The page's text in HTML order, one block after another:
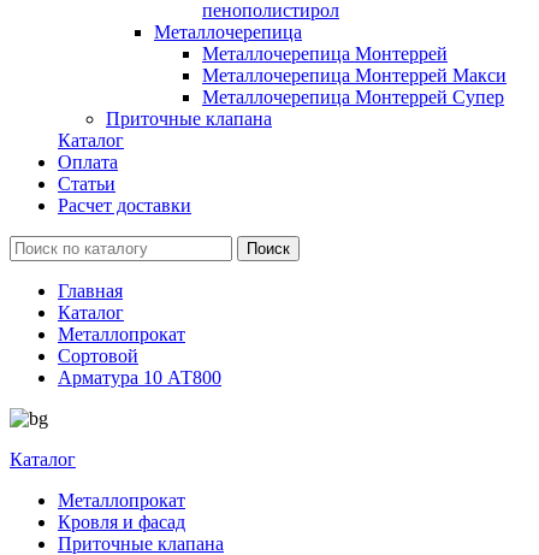
пенополистирол
Металлочерепица
Металлочерепица Монтеррей
Металлочерепица Монтеррей Макси
Металлочерепица Монтеррей Супер
Приточные клапана
Каталог
Оплата
Статьи
Расчет доставки
Главная
Каталог
Металлопрокат
Сортовой
Арматура 10 АТ800
Каталог
Металлопрокат
Кровля и фасад
Приточные клапана